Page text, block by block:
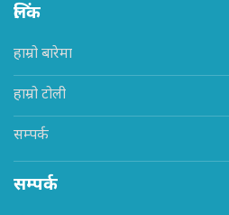
लिंक
हाम्रो बारेमा
हाम्रो टोली
सम्पर्क
सम्पर्क